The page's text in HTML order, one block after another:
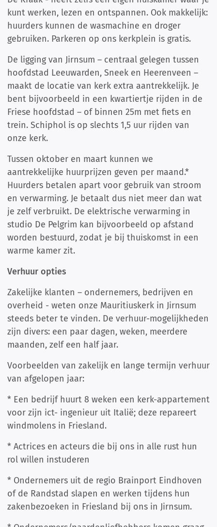
kunt werken, lezen en ontspannen. Ook makkelijk:
huurders kunnen de wasmachine en droger
gebruiken. Parkeren op ons kerkplein is gratis.
De ligging van Jirnsum – centraal gelegen tussen
hoofdstad Leeuwarden, Sneek en Heerenveen –
maakt de locatie van kerk extra aantrekkelijk. Je
bent bijvoorbeeld in een kwartiertje rijden in de
Friese hoofdstad – of binnen 25m met fiets en
trein. Schiphol is op slechts 1,5 uur rijden van
onze kerk.
Tussen oktober en maart kunnen we
aantrekkelijke huurprijzen geven per maand.*
Huurders betalen apart voor gebruik van stroom
en verwarming. Je betaalt dus niet meer dan wat
je zelf verbruikt. De elektrische verwarming in
studio De Pelgrim kan bijvoorbeeld op afstand
worden bestuurd, zodat je bij thuiskomst in een
warme kamer zit.
Verhuur opties
Zakelijke klanten – ondernemers, bedrijven en
overheid - weten onze Mauritiuskerk in Jirnsum
steeds beter te vinden. De verhuur-mogelijkheden
zijn divers: een paar dagen, weken, meerdere
maanden, zelf een half jaar.
Voorbeelden van zakelijk en lange termijn verhuur
van afgelopen jaar:
* Een bedrijf huurt 8 weken een kerk-appartement
voor zijn ict- ingenieur uit Italië; deze repareert
windmolens in Friesland.
* Actrices en acteurs die bij ons in alle rust hun
rol willen instuderen
* Ondernemers uit de regio Brainport Eindhoven
of de Randstad slapen en werken tijdens hun
zakenbezoeken in Friesland bij ons in Jirnsum.